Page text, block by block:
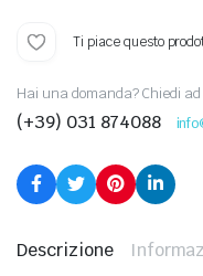
Ti piace questo
Hai una domanda? Chiedi
(+39) 031 874088
Descrizione